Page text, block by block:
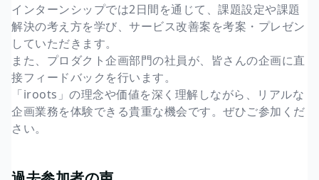
インターンシップでは2日間を通じて、課題設定や課題
解決の考え方を学び、サービス改善案を考案・プレゼン
していただきます。
また、プロダクト企画部門の社員が、皆さんの企画に直
接フィードバックを行います。
「iroots」の理念や価値を深く理解しながら、リアルな
企画業務を体験できる貴重な機会です。ぜひご参加くだ
さい。